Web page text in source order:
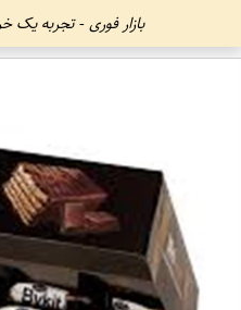
بازار فوری - تجربه